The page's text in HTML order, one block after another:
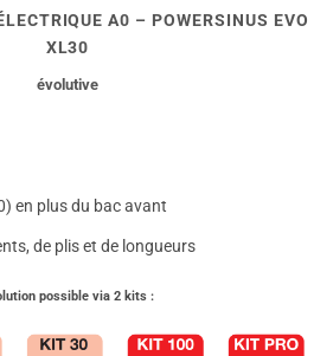
A0 – POWERSINUS EVO
XL30
évolutive
en plus du bac avant
de plis et de longueurs
possible via 2 kits :